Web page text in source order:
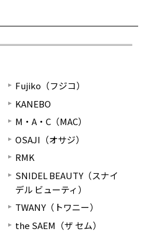
Fujiko（フジコ）
KANEBO
M・A・C（MAC）
OSAJI（オサジ）
RMK
SNIDEL BEAUTY（スナイ
デル ビューティ）
TWANY（トワニー）
the SAEM（ザ セム）